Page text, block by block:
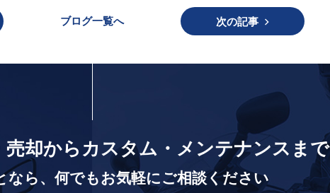
ブログ一覧へ 次の記事
却から カスタム・メンテナンスまで
なら、何でもお気軽にご相談ください